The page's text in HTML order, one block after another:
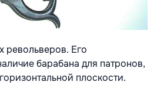
револьверов. Его
барабана для патронов,
плоскости.